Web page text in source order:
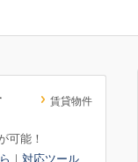
賃貸物件
可能！
｜ 対応ツール